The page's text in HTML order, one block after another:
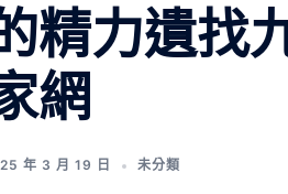
精力遺找
網
年 3 月 19 日 未分類